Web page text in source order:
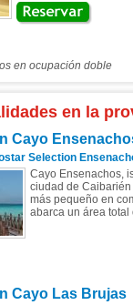
en ocupación doble
en la
Cayo
Selection
Cayo Ensenachos,
ciudad de Caibarién
más pequeño en
abarca un área total
Cayo Las Brujas